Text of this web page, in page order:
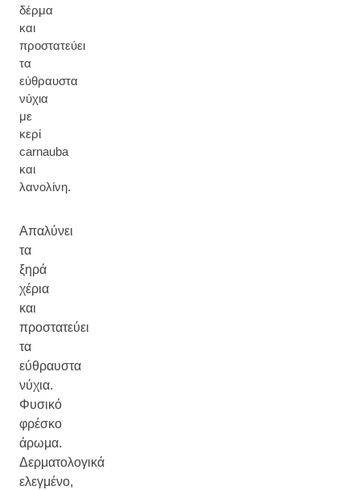
δέρμα
και
προστατεύει
τα
εύθραυστα
νύχια
με
κερί
carnauba
και
λανολίνη.
Απαλύνει
τα
ξηρά
χέρια
και
προστατεύει
τα
εύθραυστα
νύχια.
Φυσικό
φρέσκο
άρωμα.
Δερματολογικά
ελεγμένο,